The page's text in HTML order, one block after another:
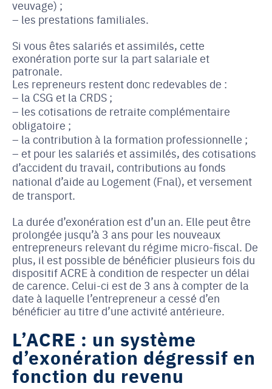
veuvage) ;
les prestations familiales.
Si vous êtes salariés et assimilés, cette
exonération porte sur la part salariale et
patronale.
Les repreneurs restent donc redevables de :
la CSG et la CRDS ;
les cotisations de retraite complémentaire
obligatoire ;
la contribution à la formation professionnelle ;
et pour les salariés et assimilés, des cotisations
d’accident du travail, contributions au fonds
national d’aide au Logement (Fnal), et versement
de transport.
La durée d’exonération est d’un an. Elle peut être
prolongée jusqu’à 3 ans pour les nouveaux
entrepreneurs relevant du régime micro-fiscal. De
plus, il est possible de bénéficier plusieurs fois du
dispositif ACRE à condition de respecter un délai
de carence. Celui-ci est de 3 ans à compter de la
date à laquelle l’entrepreneur a cessé d’en
bénéficier au titre d’une activité antérieure.
L’ACRE : un système
d’exonération dégressif en
fonction du revenu